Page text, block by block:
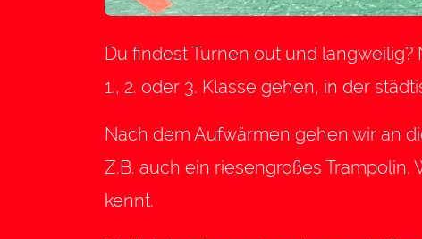
Du findest Turnen out und
1., 2. oder 3. Klasse gehen, in der
Nach dem Aufwärmen gehen wir an
Z.B. auch ein riesengroßes
kennt.